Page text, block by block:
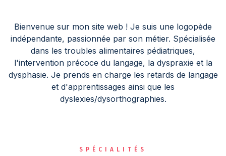
Bienvenue sur mon site web ! Je suis une logopède
indépendante, passionnée par son métier. Spécialisée
dans les troubles alimentaires pédiatriques,
l'intervention précoce du langage, la dyspraxie et la
dysphasie. Je prends en charge les retards de langage
et d'apprentissages ainsi que les
dyslexies/dysorthographies.
SPÉCIALITÉS